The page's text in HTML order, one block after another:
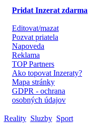
Pridat Inzerat zdarma
Editovat/mazat
Pozvat priatela
Napoveda
Reklama
TOP Partners
Ako topovat Inzeraty?
Mapa stránky
GDPR - ochrana
osobných údajov
Reality Sluzby Sport